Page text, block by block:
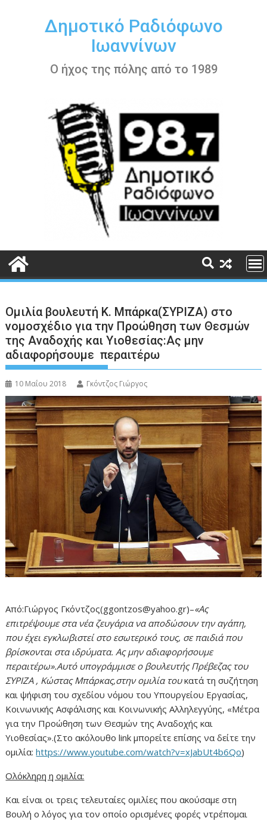
περιεχόμενοΔημοτικό Ραδιόφωνο
Ιωαννίνων
Ο ήχος της πόλης από το 1989
Ομιλία βουλευτή Κ. Μπάρκα(ΣΥΡΙΖΑ) στο
νομοσχέδιο για την Προώθηση των Θεσμών
της Αναδοχής και Υιοθεσίας:Ας μην
αδιαφορήσουμε περαιτέρω
10 Μαΐου 2018 Γκόντζος Γιώργος
Από:Γιώργος Γκόντζος(ggontzos@yahoo.gr)–«Ας
επιτρέψουμε στα νέα ζευγάρια να αποδώσουν την αγάπη,
που έχει εγκλωβιστεί στο εσωτερικό τους, σε παιδιά που
βρίσκονται στα ιδρύματα. Ας μην αδιαφορήσουμε
περαιτέρω».Αυτό υπογράμμισε ο βουλευτής Πρέβεζας του
ΣΥΡΙΖΑ , Κώστας Μπάρκας,στην ομιλία τουκατά τη συζήτηση
και ψήφιση του σχεδίου νόμου του Υπουργείου Εργασίας,
Κοινωνικής Ασφάλισης και Κοινωνικής Αλληλεγγύης, «Μέτρα
για την Προώθηση των Θεσμών της Αναδοχής και
Υιοθεσίας».(Στο ακόλουθο link μπορείτε επίσης να δείτε την
ομιλία:https://www.youtube.com/watch?v=xJabUt4b6Qo​)
Ολόκληρη η ομιλία:
Και είναι οι τρεις τελευταίες ομιλίες που ακούσαμε στη
Βουλή ο λόγος για τον οποίο ορισμένες φορές ντρέπομαι